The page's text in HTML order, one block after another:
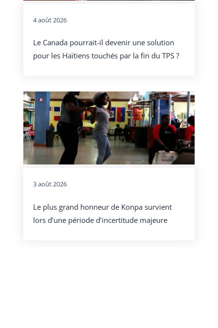
4 août 2026
Le Canada pourrait-il devenir une solution
pour les Haïtiens touchés par la fin du TPS ?
3 août 2026
Le plus grand honneur de Konpa survient
lors d’une période d’incertitude majeure